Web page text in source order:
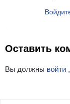
Оставить
Вы должны войти